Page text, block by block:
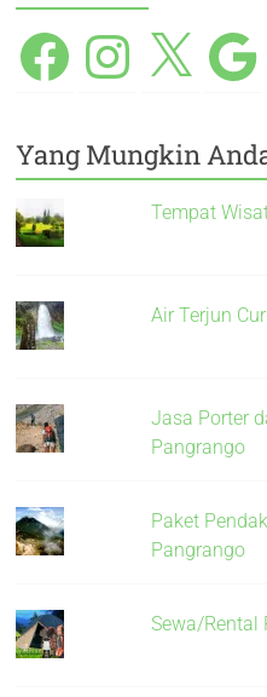
Yang Mungkin
Tempat
Air Terjun
Jasa Porter
Pangrango
Paket
Pangrango
Sewa/Rental